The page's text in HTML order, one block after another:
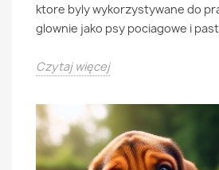
ktore byly wykorzystywane do
glownie jako psy pociagowe i
Czytaj więcej